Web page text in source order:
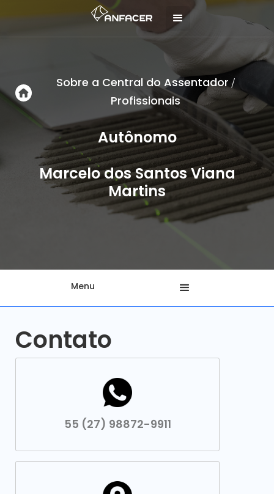
Sobre a Central do Assentador /
Profissionais
Autônomo
Marcelo dos Santos Viana
Martins
Menu
Contato
55 (27) 98872-9911